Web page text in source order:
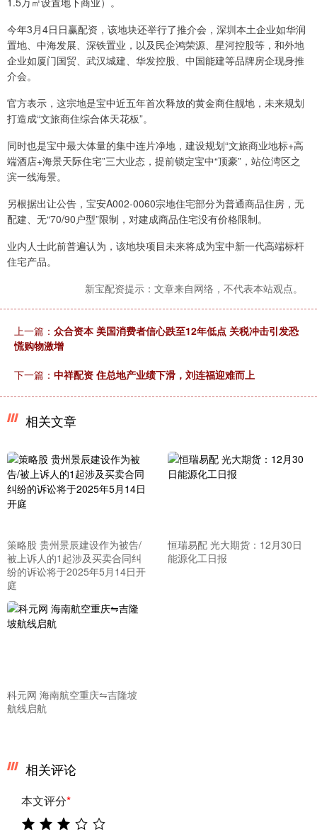
今年3月4日日赢配资，该地块还举行了推介会，深圳本土企业如华润
置地、中海发展、深铁置业，以及民企鸿荣源、星河控股等，和外地
企业如厦门国贸、武汉城建、华发控股、中国能建等品牌房企现身推
介会。
官方表示，这宗地是宝中近五年首次释放的黄金商住靓地，未来规划
打造成“文旅商住综合体天花板”。
同时也是宝中最大体量的集中连片净地，建设规划“文旅商业地标+高
端酒店+海景天际住宅”三大业态，提前锁定宝中“顶豪”，站位湾区之
滨一线海景。
另根据出让公告，宝安A002-0060宗地住宅部分为普通商品住房，无
配建、无“70/90户型”限制，对建成商品住宅没有价格限制。
业内人士此前普遍认为，该地块项目未来将成为宝中新一代高端标杆
住宅产品。
新宝配资提示：文章来自网络，不代表本站观点。
上一篇： 众合资本 美国消费者信心跌至12年低点 关税冲击引发恐
慌购物激增
下一篇： 中祥配资 住总地产业绩下滑，刘连福迎难而上
相关文章
策略股 贵州景辰建设作为被告/
被上诉人的1起涉及买卖合同纠
纷的诉讼将于2025年5月14日开
庭
恒瑞易配 光大期货：12月30日
能源化工日报
科元网 海南航空重庆⇋吉隆坡
航线启航
相关评论
本文评分*